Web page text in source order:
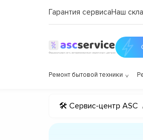
Гарантия сервисаНаш
Ремонт бытовой техники
🛠 Сервис-центр ASC